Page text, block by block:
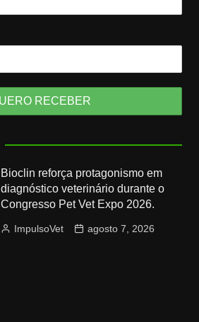
Bioclin reforça protagonismo em
diagnóstico veterinário durante o
Congresso Pet Vet Expo 2026.
ImpulsoVet agosto 7, 2026